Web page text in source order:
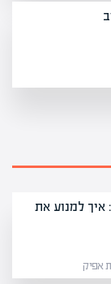
איך למנוע את